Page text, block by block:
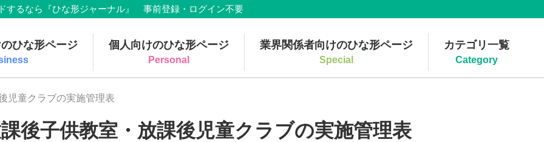
するなら『ひな形ジャーナル』 事前登録・ログイン不要
ひな形ページ 個人向けのひな形ページ
Personal
業界関係者向けのひな形ページ
Special
カテゴリ一覧
Category
児童クラブの実施管理表
後子供教室・放課後児童クラブの実施管理表